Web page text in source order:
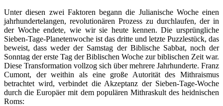
Unter diesen zwei Faktoren begann die Julianische Woche einen
jahrhundertelangen, revolutionären Prozess zu durchlaufen, der in
der Woche endete, wie wir sie heute kennen. Die ursprüngliche
Sieben-Tage-Planetenwoche ist das dritte und letzte Puzzlestück, das
beweist, dass weder der Samstag der Biblische Sabbat, noch der
Sonntag der erste Tag der Biblischen Woche zur biblischen Zeit war.
Diese Transformation vollzog sich über mehrere Jahrhunderte. Franz
Cumont, der weithin als eine große Autorität des Mithraismus
betrachtet wird, verbindet die Akzeptanz der Sieben-Tage-Woche
durch die Europäer mit dem populären Mithraskult des heidnischen
Roms: